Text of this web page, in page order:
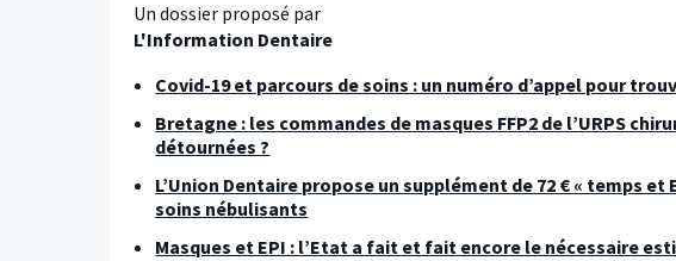
Un dossier proposé par
L'Information Dentaire
Covid-19 et parcours de soins : un numéro d’appel pour
Bretagne : les commandes de masques FFP2 de l’URPS
détournées ?
L’Union Dentaire propose un supplément de 72 € « temps et
soins nébulisants
Masques et EPI : l’Etat a fait et fait encore le nécessaire